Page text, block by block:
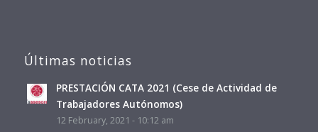
Últimas noticias
PRESTACIÓN CATA 2021 (Cese de Actividad de
Trabajadores Autónomos)
12 February, 2021 - 10:12 am